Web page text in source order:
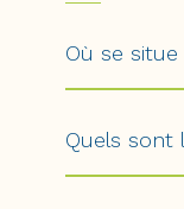
Où se
Quels sont